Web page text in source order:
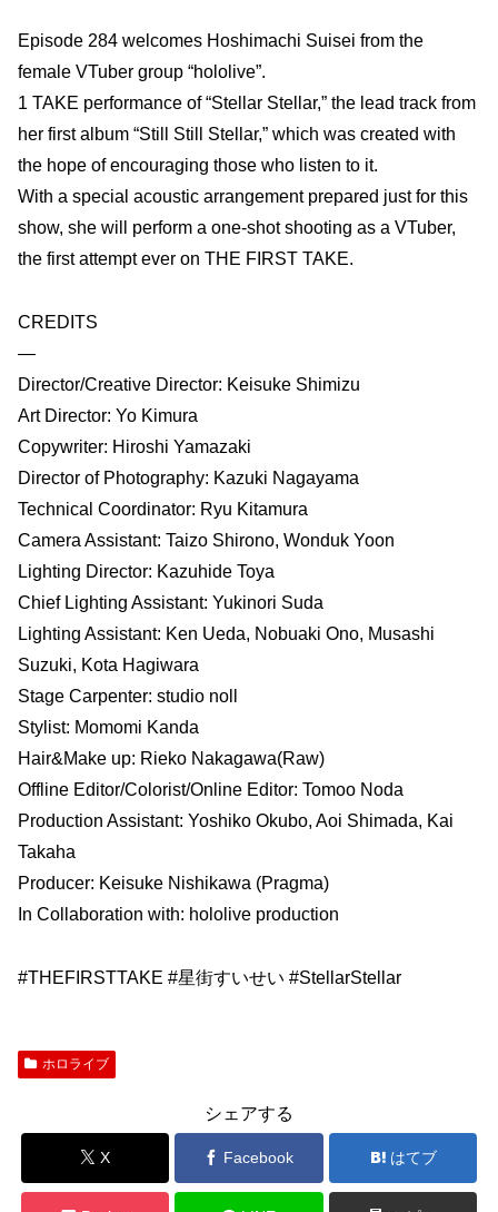
Episode 284 welcomes Hoshimachi Suisei from the
female VTuber group “hololive”.
1 TAKE performance of “Stellar Stellar,” the lead track from
her first album “Still Still Stellar,” which was created with
the hope of encouraging those who listen to it.
With a special acoustic arrangement prepared just for this
show, she will perform a one-shot shooting as a VTuber,
the first attempt ever on THE FIRST TAKE.
CREDITS
―
Director/Creative Director: Keisuke Shimizu
Art Director: Yo Kimura
Copywriter: Hiroshi Yamazaki
Director of Photography: Kazuki Nagayama
Technical Coordinator: Ryu Kitamura
Camera Assistant: Taizo Shirono, Wonduk Yoon
Lighting Director: Kazuhide Toya
Chief Lighting Assistant: Yukinori Suda
Lighting Assistant: Ken Ueda, Nobuaki Ono, Musashi
Suzuki, Kota Hagiwara
Stage Carpenter: studio noll
Stylist: Momomi Kanda
Hair&Make up: Rieko Nakagawa(Raw)
Offline Editor/Colorist/Online Editor: Tomoo Noda
Production Assistant: Yoshiko Okubo, Aoi Shimada, Kai
Takaha
Producer: Keisuke Nishikawa (Pragma)
In Collaboration with: hololive production
#THEFIRSTTAKE #星街すいせい #StellarStellar
ホロライブ
シェアする
X Facebook はてブ